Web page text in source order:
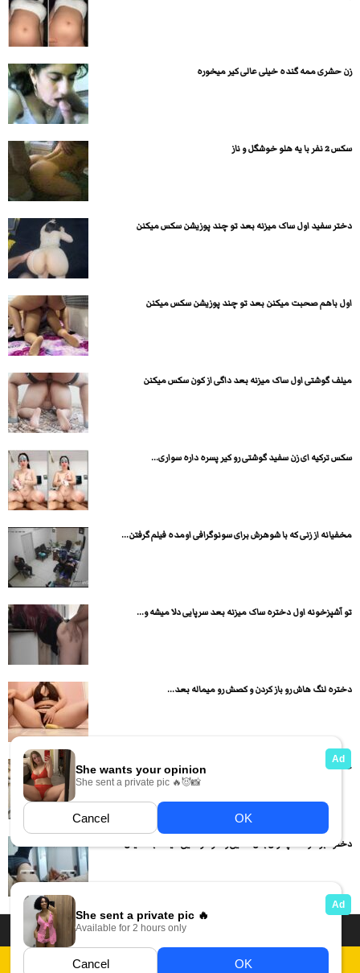
زن حشری ممه گنده خیلی عالی کیر میخوره
سكس 2 نفر با یه هلو خوشگل و ناز
دختر سفید اول ساک میزنه بعد تو چند پوزیشن سکس میکنن
اول باهم صحبت میکنن بعد تو چند پوزیشن سکس میکنن
میلف گوشتی اول ساک میزنه بعد داگی از کون سکس میکنن
سکس ترکیه ای زن سفید گوشتی رو کیر پسره داره سواری...
مخفیانه از زنی که با شوهرش برای سونوگرافی اومده فیلم گرفتن...
تو آشپزخونه اول دختره ساک میزنه بعد سرپایی دلا میشه و...
دختره لنگ هاش رو باز کردن و کصش رو میماله بعد...
عکس های لختی و سکسی خانوم پرستار خوش هیکل
دختره برا دوست پسرش بدن نمایی و خودارضایی میکنه با نمایش...
دسته بندی فیلم های سکسی داستان سکسی ایرانی